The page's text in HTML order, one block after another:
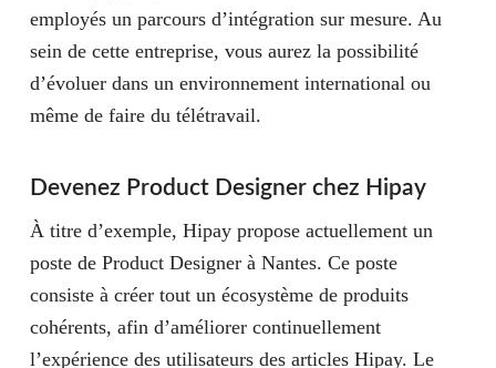
employés un parcours d’intégration sur mesure. Au
sein de cette entreprise, vous aurez la possibilité
d’évoluer dans un environnement international ou
même de faire du télétravail.
Devenez Product Designer chez Hipay
À titre d’exemple, Hipay propose actuellement un
poste de Product Designer à Nantes. Ce poste
consiste à créer tout un écosystème de produits
cohérents, afin d’améliorer continuellement
l’expérience des utilisateurs des articles Hipay. Le